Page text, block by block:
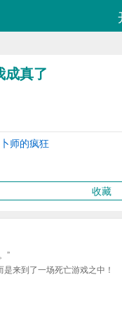
成真了
师的疯狂
收藏
”
来到了一场死亡游戏之中！